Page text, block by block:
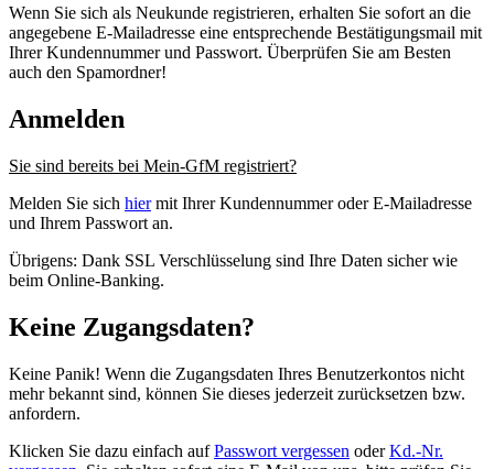
Wenn Sie sich als Neukunde registrieren, erhalten Sie sofort an die
angegebene E-Mailadresse eine entsprechende Bestätigungsmail mit
Ihrer Kundennummer und Passwort. Überprüfen Sie am Besten
auch den Spamordner!
Anmelden
Sie sind bereits bei Mein-GfM registriert?
Melden Sie sich hiermit Ihrer Kundennummer oder E-Mailadresse
und Ihrem Passwort an.
Übrigens: Dank SSL Verschlüsselung sind Ihre Daten sicher wie
beim Online-Banking.
Keine Zugangsdaten?
Keine Panik! Wenn die Zugangsdaten Ihres Benutzerkontos nicht
mehr bekannt sind, können Sie dieses jederzeit zurücksetzen bzw.
anfordern.
Klicken Sie dazu einfach aufPasswort vergessen oderKd.-Nr.